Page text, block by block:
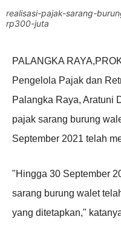
realisasi-pajak-sarang-
rp300-juta
PALANGKA
Pengelola Pajak dan
Palangka Raya, Aratuni
pajak sarang burung
September 2021 telah
"Hingga 30 September
sarang burung walet
yang ditetapkan,"